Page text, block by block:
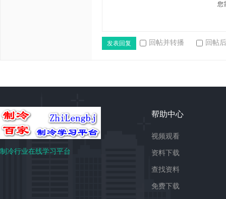
您
发表回复 回帖并转播 回帖
制冷行业在线学习平台
帮助中心
视频观看
资料下载
查找资料
免费下载